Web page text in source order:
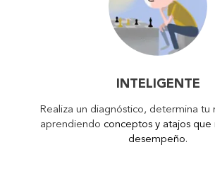
INTELIGENTE
Realiza un diagnóstico, determina tu
aprendiendo conceptos y atajos que
desempeño.